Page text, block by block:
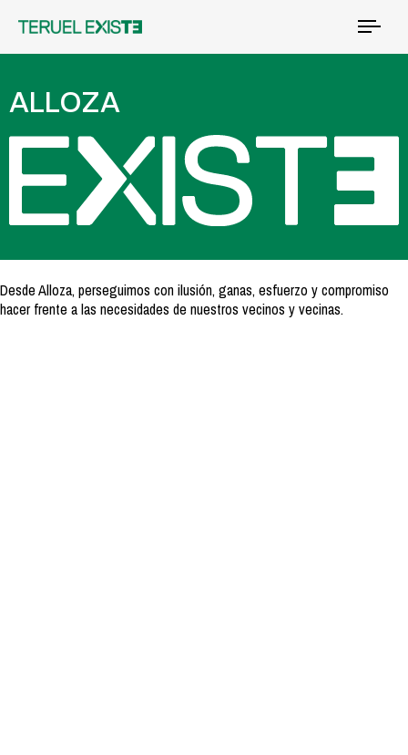
ALLOZA
Desde Alloza, perseguimos con ilusión, ganas, esfuerzo y compromiso
hacer frente a las necesidades de nuestros vecinos y vecinas.